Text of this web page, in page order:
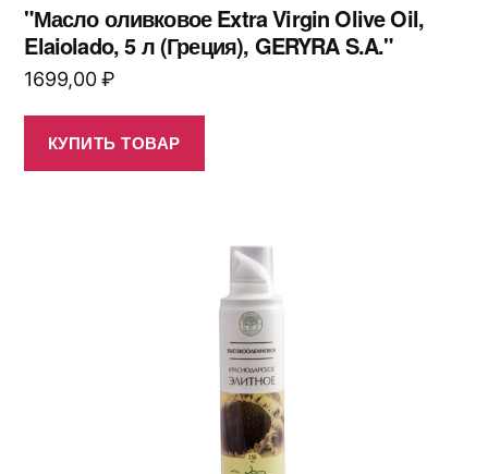
"Масло оливковое Extra Virgin Olive Oil,
Elaiolado, 5 л (Греция), GERYRA S.A."
1699,00₽
КУПИТЬ ТОВАР